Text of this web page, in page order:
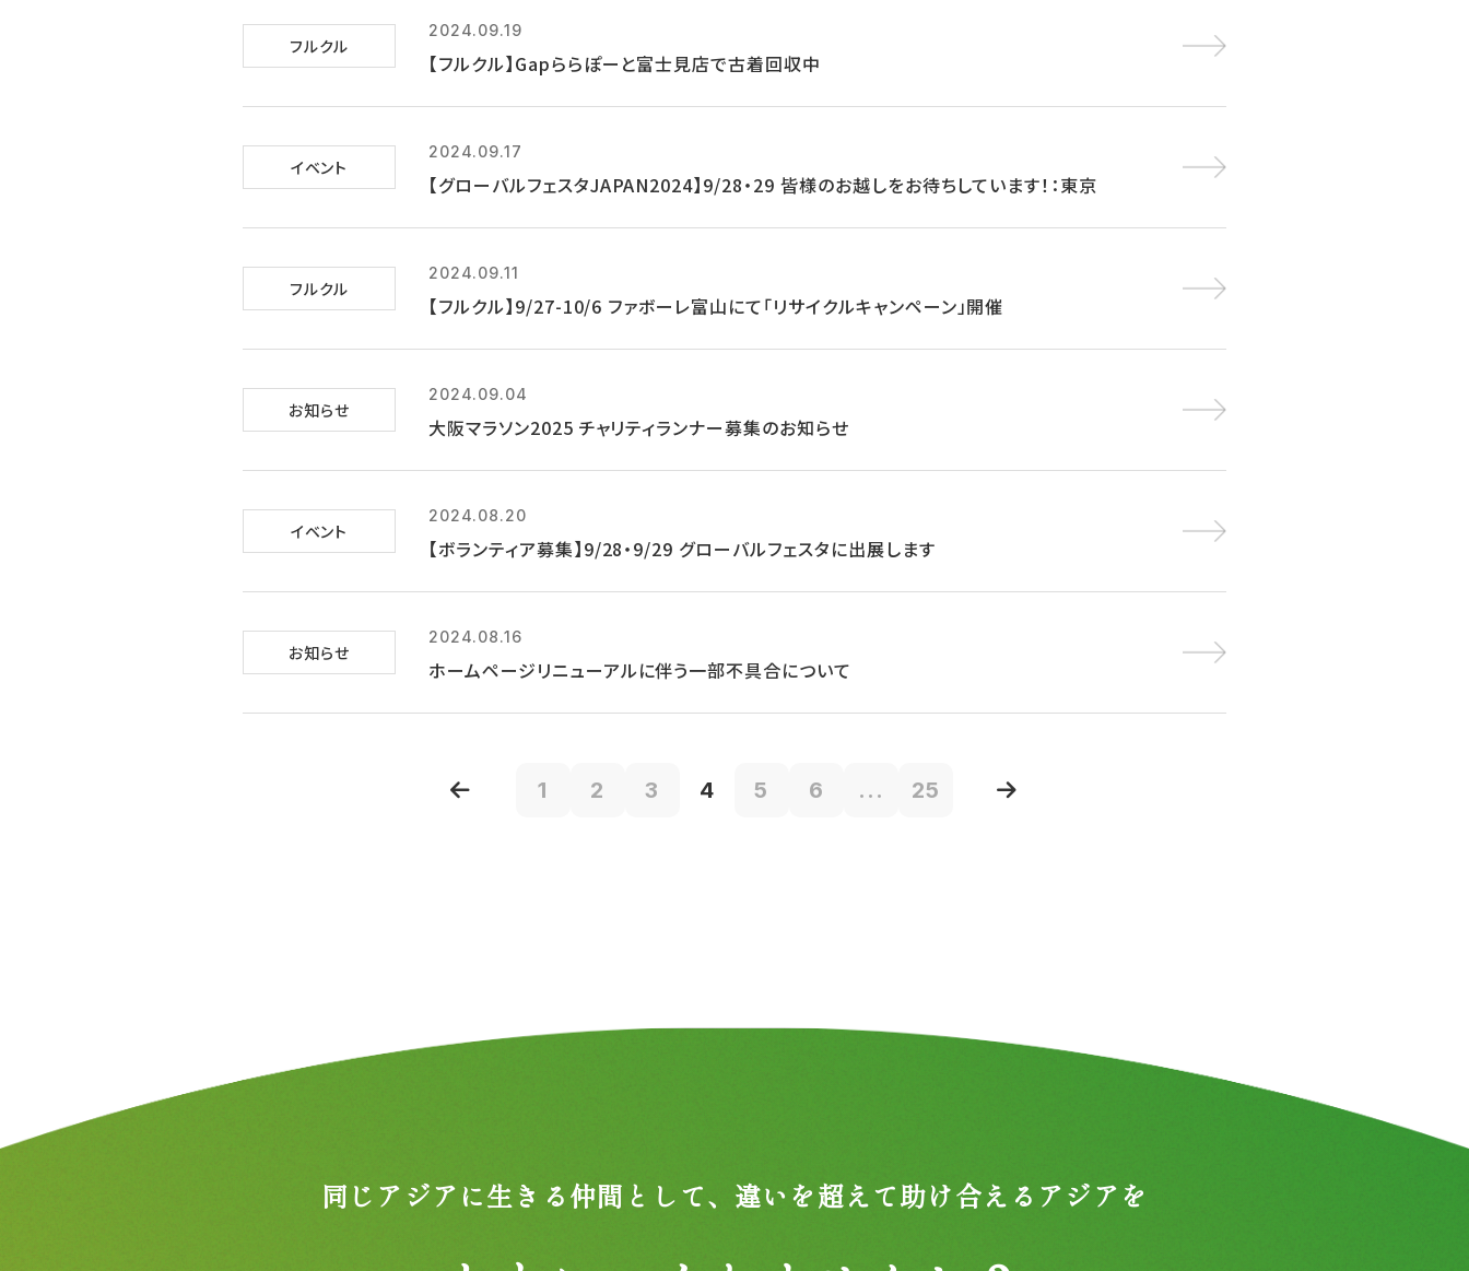
フルクル
2024.09.19
【フルクル】Gapららぽーと富士見店で古着回収中
イベント
2024.09.17
【グローバルフェスタJAPAN2024】9/28・29 皆様のお越しをお待ちしています！：東京
フルクル
2024.09.11
【フルクル】9/27-10/6 ファボーレ富山にて「リサイクルキャンペーン」開催
お知らせ
2024.09.04
大阪マラソン2025 チャリティランナー募集のお知らせ
イベント
2024.08.20
【ボランティア募集】9/28・9/29 グローバルフェスタに出展します
お知らせ
2024.08.16
ホームページリニューアルに伴う一部不具合について
1 2 3 4 5 6 ... 25
同じアジアに生きる仲間として、 違いを超えて助け合えるアジアを